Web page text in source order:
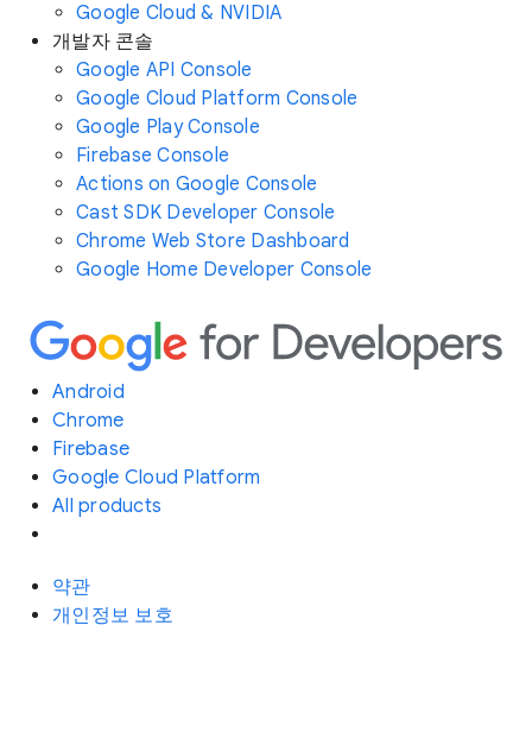
Google Cloud & NVIDIA
개발자 콘솔
Google API Console
Google Cloud Platform Console
Google Play Console
Firebase Console
Actions on Google Console
Cast SDK Developer Console
Chrome Web Store Dashboard
Google Home Developer Console
Android
Chrome
Firebase
Google Cloud Platform
All products
약관
개인정보 보호